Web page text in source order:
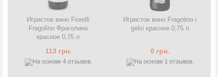
Игристое вино Fiorelli
Fragolino Фраголино
красное 0,75 л
113 грн.
Игристое вино Fragolino i
gelsi красное 0,75 л
0 грн.